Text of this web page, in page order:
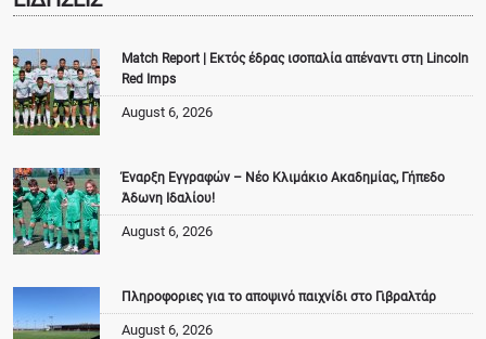
Match Report | Εκτός έδρας ισοπαλία απέναντι στη Lincoln
Red Imps
August 6, 2026
Έναρξη Εγγραφών – Νέο Κλιμάκιο Ακαδημίας, Γήπεδο
Άδωνη Ιδαλίου!
August 6, 2026
Πληροφοριες για το αποψινό παιχνίδι στο Γιβραλτάρ
August 6, 2026